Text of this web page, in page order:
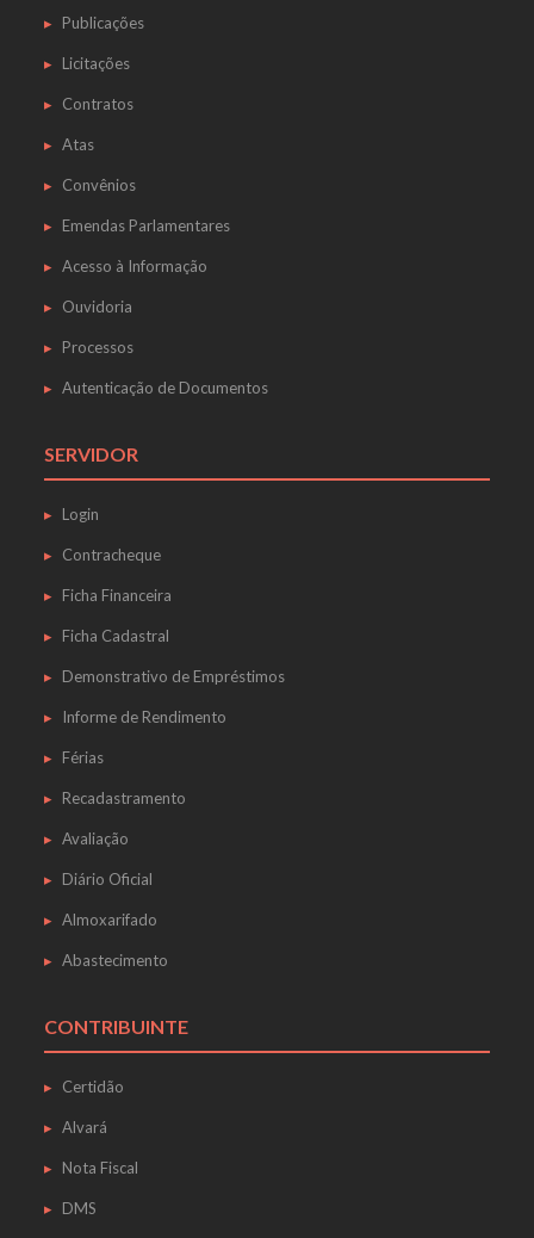
Publicações
Licitações
Contratos
Atas
Convênios
Emendas Parlamentares
Acesso à Informação
Ouvidoria
Processos
Autenticação de Documentos
SERVIDOR
Login
Contracheque
Ficha Financeira
Ficha Cadastral
Demonstrativo de Empréstimos
Informe de Rendimento
Férias
Recadastramento
Avaliação
Diário Oficial
Almoxarifado
Abastecimento
CONTRIBUINTE
Certidão
Alvará
Nota Fiscal
DMS